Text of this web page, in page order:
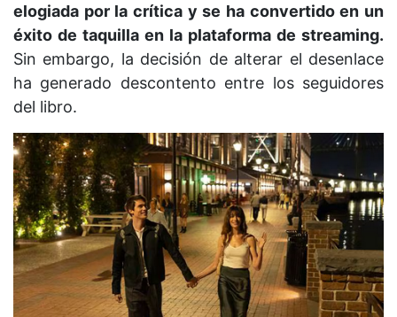
elogiada por la crítica y se ha convertido en un
éxito de taquilla en la plataforma de streaming.
Sin embargo, la decisión de alterar el desenlace
ha generado descontento entre los seguidores
del libro.